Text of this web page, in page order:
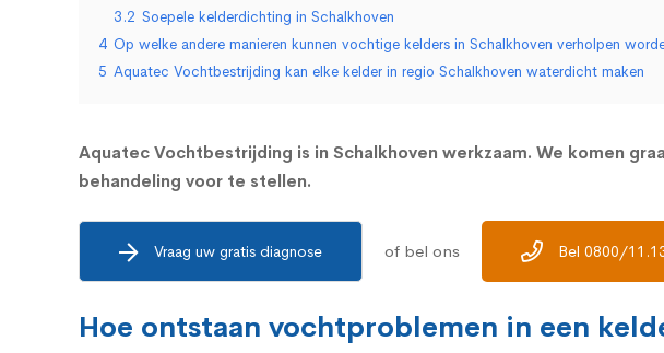
3.2 Soepele kelderdichting in Schalkhoven
4 Op welke andere manieren kunnen vochtige kelders in Schalkhoven verholpen
5 Aquatec Vochtbestrijding kan elke kelder in regio Schalkhoven waterdicht maken
Aquatec Vochtbestrijding is in Schalkhoven werkzaam. We komen
behandeling voor te stellen.
Vraag uw gratis diagnose of bel ons Bel 0800/
Hoe ontstaan vochtproblemen in een